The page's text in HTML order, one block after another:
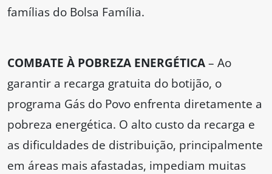
famílias do Bolsa Família.
COMBATE À POBREZA ENERGÉTICA– Ao
garantir a recarga gratuita do botijão, o
programa Gás do Povo enfrenta diretamente a
pobreza energética. O alto custo da recarga e
as dificuldades de distribuição, principalmente
em áreas mais afastadas, impediam muitas